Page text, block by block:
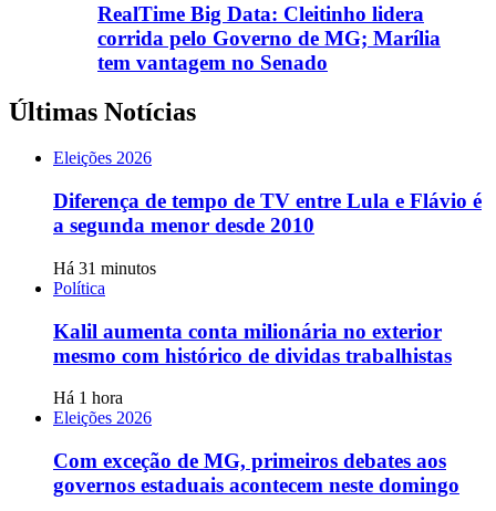
RealTime Big Data: Cleitinho lidera
corrida pelo Governo de MG; Marília
tem vantagem no Senado
Últimas Notícias
Eleições 2026
Diferença de tempo de TV entre Lula e Flávio é
a segunda menor desde 2010
Há 31 minutos
Política
Kalil aumenta conta milionária no exterior
mesmo com histórico de dividas trabalhistas
Há 1 hora
Eleições 2026
Com exceção de MG, primeiros debates aos
governos estaduais acontecem neste domingo